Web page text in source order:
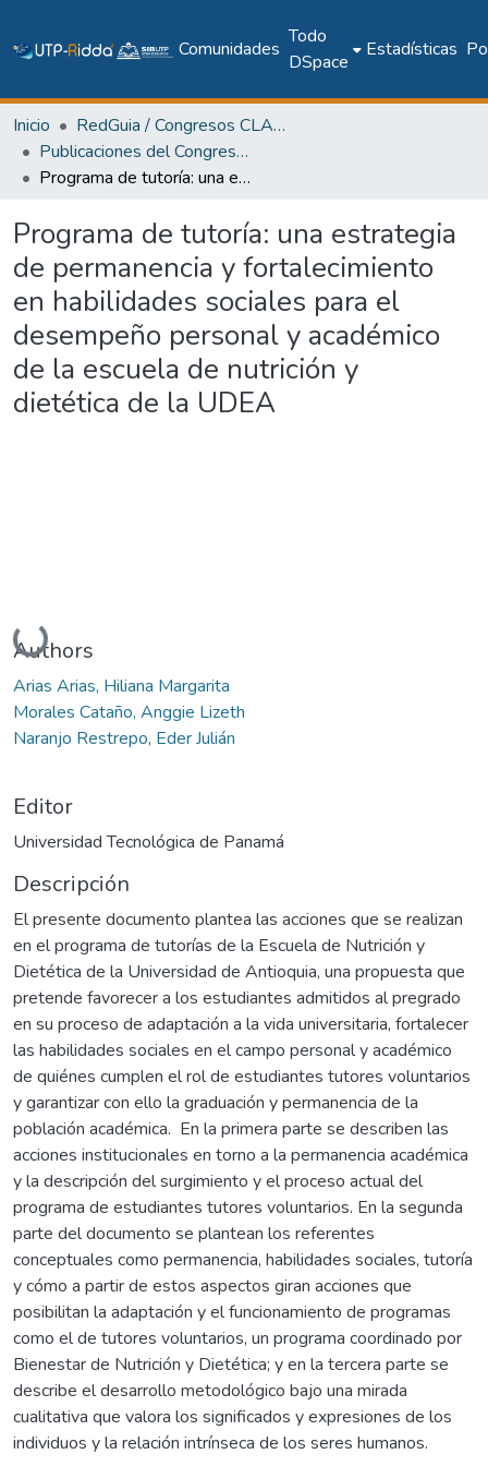
Comunidades
Todo
DSpace
Estadísticas
Inicio
RedGuia / Congresos CLABES
Publicaciones del Congreso Internacional CLABES
Programa de tutoría: una estrategia de permanencia y fortalecimiento en habilidades sociales para el desempeño personal y académico de la escuela de nutrición y dietética de la UDEA
Programa de tutoría: una estrategia
de permanencia y fortalecimiento
en habilidades sociales para el
desempeño personal y académico
de la escuela de nutrición y
dietética de la UDEA
Cargando...
Authors
Arias Arias, Hiliana Margarita
Morales Cataño, Anggie Lizeth
Naranjo Restrepo, Eder Julián
Editor
Universidad Tecnológica de Panamá
Descripción
El presente documento plantea las acciones que se realizan
en el programa de tutorías de la Escuela de Nutrición y
Dietética de la Universidad de Antioquia, una propuesta que
pretende favorecer a los estudiantes admitidos al pregrado
en su proceso de adaptación a la vida universitaria, fortalecer
las habilidades sociales en el campo personal y académico
de quiénes cumplen el rol de estudiantes tutores voluntarios
y garantizar con ello la graduación y permanencia de la
población académica. En la primera parte se describen las
acciones institucionales en torno a la permanencia académica
y la descripción del surgimiento y el proceso actual del
programa de estudiantes tutores voluntarios. En la segunda
parte del documento se plantean los referentes
conceptuales como permanencia, habilidades sociales, tutoría
y cómo a partir de estos aspectos giran acciones que
posibilitan la adaptación y el funcionamiento de programas
como el de tutores voluntarios, un programa coordinado por
Bienestar de Nutrición y Dietética; y en la tercera parte se
describe el desarrollo metodológico bajo una mirada
cualitativa que valora los significados y expresiones de los
individuos y la relación intrínseca de los seres humanos.